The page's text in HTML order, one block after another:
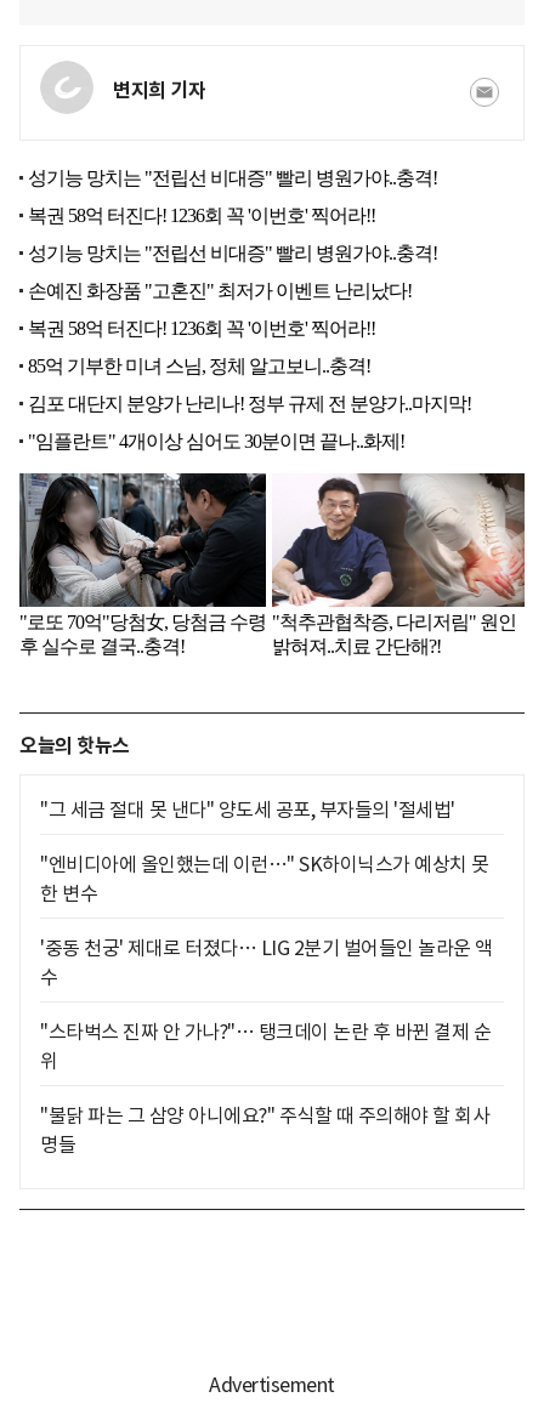
변지희 기자
오늘의 핫뉴스
"그 세금 절대 못 낸다" 양도세 공포, 부자들의 '절세법'
"엔비디아에 올인했는데 이런…" SK하이닉스가 예상치 못
한 변수
'중동 천궁' 제대로 터졌다… LIG 2분기 벌어들인 놀라운 액
수
"스타벅스 진짜 안 가나?"… 탱크데이 논란 후 바뀐 결제 순
위
"불닭 파는 그 삼양 아니에요?" 주식할 때 주의해야 할 회사
명들